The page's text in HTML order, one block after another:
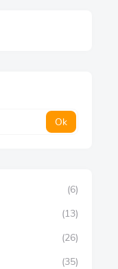
(6)
(13)
(26)
(35)